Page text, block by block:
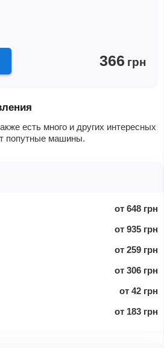
366 грн
есть много и других интересных
попутные машины.
от 648 грн
от 935 грн
от 259 грн
от 306 грн
от 42 грн
от 183 грн